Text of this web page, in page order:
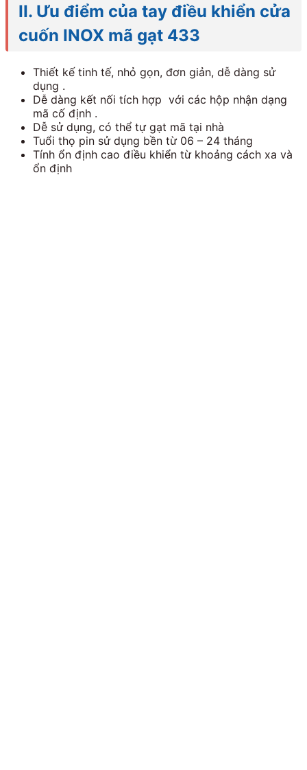
II. Ưu điểm của tay điều khiển cửa
cuốn INOX mã gạt 433
Thiết kế tinh tế, nhỏ gọn, đơn giản, dễ dàng sử
dụng .
Dễ dàng kết nối tích hợp với các hộp nhận dạng
mã cố định .
Dễ sử dụng, có thể tự gạt mã tại nhà
Tuổi thọ pin sử dụng bền từ 06 – 24 tháng
Tính ổn định cao điều khiển từ khoảng cách xa và
ổn định